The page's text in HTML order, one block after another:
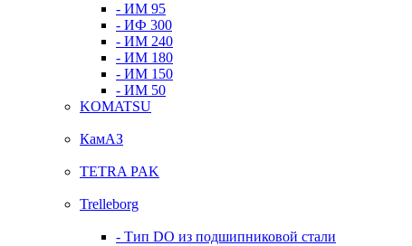
- ИМ 95
- ИФ 300
- ИМ 240
- ИМ 180
- ИМ 150
- ИМ 50
KOMATSU
КамАЗ
TETRA PAK
Trelleborg
- Тип DO из подшипниковой стали